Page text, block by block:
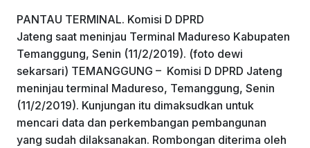
PANTAU TERMINAL. Komisi D DPRD
Jateng saat meninjau Terminal Madureso Kabupaten
Temanggung, Senin (11/2/2019). (foto dewi
sekarsari) TEMANGGUNG – Komisi D DPRD Jateng
meninjau terminal Madureso, Temanggung, Senin
(11/2/2019). Kunjungan itu dimaksudkan untuk
mencari data dan perkembangan pembangunan
yang sudah dilaksanakan. Rombongan diterima oleh